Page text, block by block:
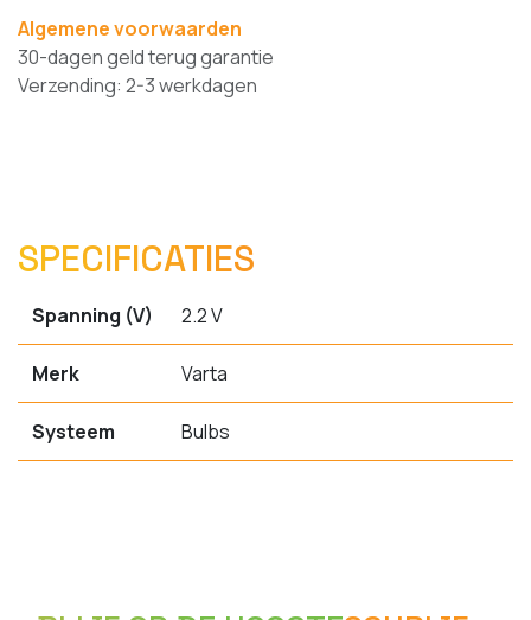
Algemene voorwaarden
30-dagen geld terug garantie
Verzending: 2-3 werkdagen
SPECIFICATIES
Spanning (V) 2.2 V
Merk Varta
Systeem Bulbs